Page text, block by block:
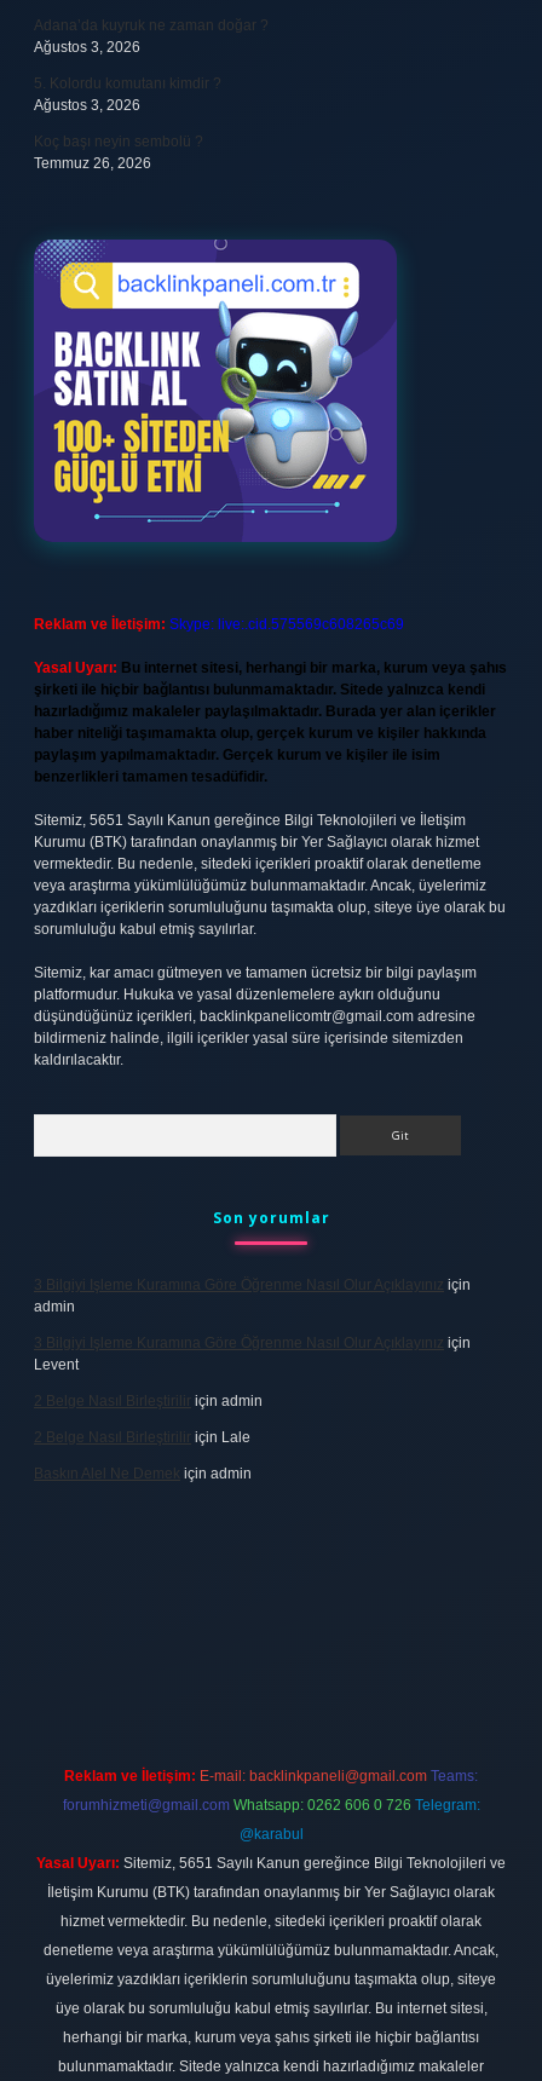
Adana’da kuyruk ne zaman doğar ?
Ağustos 3, 2026
5. Kolordu komutanı kimdir ?
Ağustos 3, 2026
Koç başı neyin sembolü ?
Temmuz 26, 2026
Reklam ve İletişim: Skype: live:.cid.575569c608265c69
Yasal Uyarı: Bu internet sitesi, herhangi bir marka, kurum veya şahıs
şirketi ile hiçbir bağlantısı bulunmamaktadır. Sitede yalnızca kendi
hazırladığımız makaleler paylaşılmaktadır. Burada yer alan içerikler
haber niteliği taşımamakta olup, gerçek kurum ve kişiler hakkında
paylaşım yapılmamaktadır. Gerçek kurum ve kişiler ile isim
benzerlikleri tamamen tesadüfidir.
Sitemiz, 5651 Sayılı Kanun gereğince Bilgi Teknolojileri ve İletişim
Kurumu (BTK) tarafından onaylanmış bir Yer Sağlayıcı olarak hizmet
vermektedir. Bu nedenle, sitedeki içerikleri proaktif olarak denetleme
veya araştırma yükümlülüğümüz bulunmamaktadır. Ancak, üyelerimiz
yazdıkları içeriklerin sorumluluğunu taşımakta olup, siteye üye olarak bu
sorumluluğu kabul etmiş sayılırlar.
Sitemiz, kar amacı gütmeyen ve tamamen ücretsiz bir bilgi paylaşım
platformudur. Hukuka ve yasal düzenlemelere aykırı olduğunu
düşündüğünüz içerikleri, backlinkpanelicomtr@gmail.com adresine
bildirmeniz halinde, ilgili içerikler yasal süre içerisinde sitemizden
kaldırılacaktır.
Son yorumlar
3 Bilgiyi Işleme Kuramına Göre Öğrenme Nasıl Olur Açıklayınız için
admin
3 Bilgiyi Işleme Kuramına Göre Öğrenme Nasıl Olur Açıklayınız için
Levent
2 Belge Nasıl Birleştirilir için admin
2 Belge Nasıl Birleştirilir için Lale
Baskın Alel Ne Demek için admin
Reklam ve İletişim: E-mail: backlinkpaneli@gmail.com Teams:
forumhizmeti@gmail.com Whatsapp: 0262 606 0 726 Telegram:
@karabul
Yasal Uyarı: Sitemiz, 5651 Sayılı Kanun gereğince Bilgi Teknolojileri ve
İletişim Kurumu (BTK) tarafından onaylanmış bir Yer Sağlayıcı olarak
hizmet vermektedir. Bu nedenle, sitedeki içerikleri proaktif olarak
denetleme veya araştırma yükümlülüğümüz bulunmamaktadır. Ancak,
üyelerimiz yazdıkları içeriklerin sorumluluğunu taşımakta olup, siteye
üye olarak bu sorumluluğu kabul etmiş sayılırlar. Bu internet sitesi,
herhangi bir marka, kurum veya şahıs şirketi ile hiçbir bağlantısı
bulunmamaktadır. Sitede yalnızca kendi hazırladığımız makaleler